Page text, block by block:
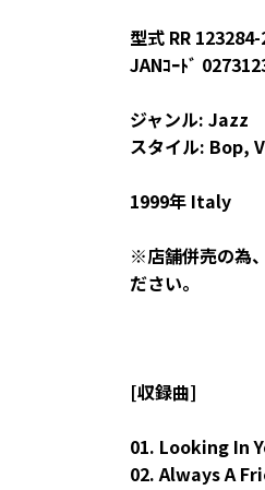
型式 RR
JANｺｰﾄﾞ
ジャンル: Jazz
スタイル: Bop,
1999年 Italy
※店舗併売の為
ださい。
[収録曲]
01. Looking In
02. Always A